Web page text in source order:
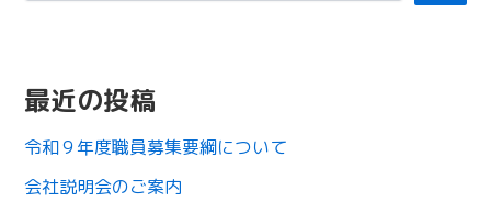
最近の投稿
令和９年度職員募集要綱について
会社説明会のご案内